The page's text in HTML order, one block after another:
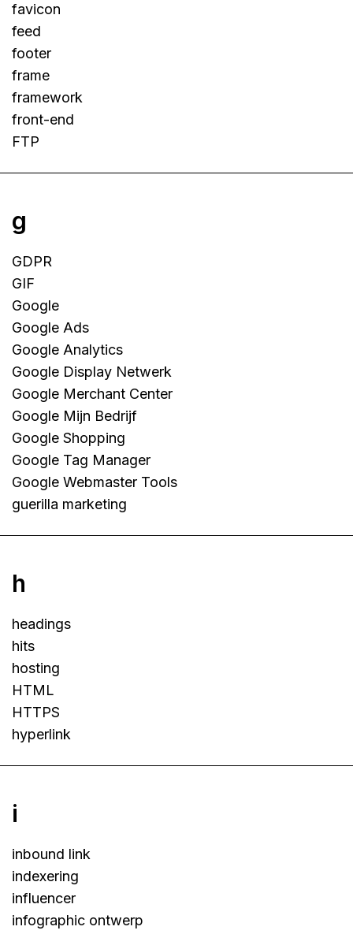
favicon
feed
footer
frame
framework
front-end
FTP
g
GDPR
GIF
Google
Google Ads
Google Analytics
Google Display Netwerk
Google Merchant Center
Google Mijn Bedrijf
Google Shopping
Google Tag Manager
Google Webmaster Tools
guerilla marketing
h
headings
hits
hosting
HTML
HTTPS
hyperlink
i
inbound link
indexering
influencer
infographic ontwerp